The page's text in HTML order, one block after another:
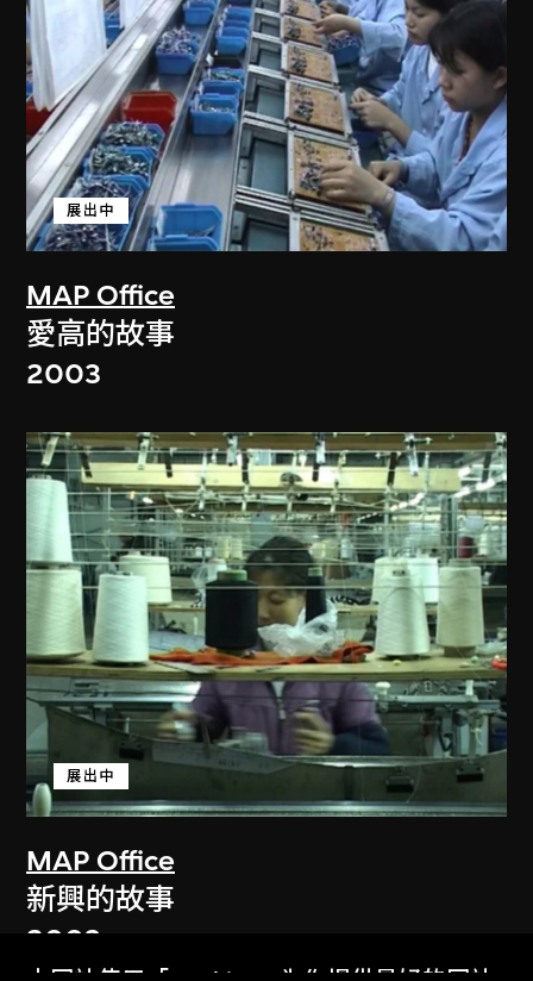
MAP Office
展出中
愛高的故事
2003
MAP Office
展出中
新興的故事
2003